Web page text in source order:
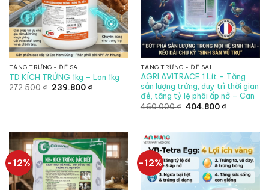
TĂNG TRỨNG - ĐẺ SAI
TD KÍCH TRỨNG 1kg – Lon 1kg
272.500₫ Giá
239.800₫Giá
TĂNG TRỨNG - ĐẺ SAI
AGRI AVITRACE 1 Lít – Tăng
sản lượng trứng, duy trì thời gian
đẻ, tăng tỷ lệ phôi ấp nở – Can
460.000₫ Giá
404.800₫Giá
404.800 ₫.
-12% -12%